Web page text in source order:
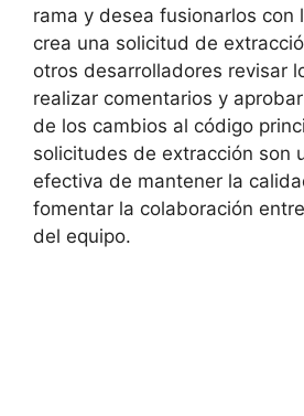
rama y desea fusionarlos con
crea una solicitud de
otros desarrolladores revisar
realizar comentarios y
de los cambios al código
solicitudes de extracción son
efectiva de mantener la
fomentar la colaboración
del equipo.